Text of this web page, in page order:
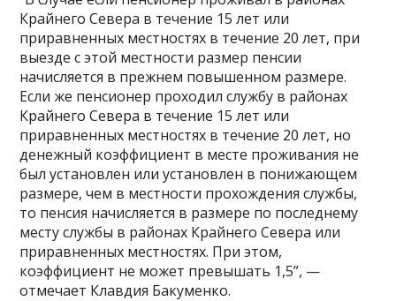
Крайнего Севера в течение 15 лет или
приравненных местностях в течение 20 лет, при
выезде с этой местности размер пенсии
начисляется в прежнем повышенном размере.
Если же пенсионер проходил службу в районах
Крайнего Севера в течение 15 лет или
приравненных местностях в течение 20 лет, но
денежный коэффициент в месте проживания не
был установлен или установлен в понижающем
размере, чем в местности прохождения службы,
то пенсия начисляется в размере по последнему
месту службы в районах Крайнего Севера или
приравненных местностях. При этом,
коэффициент не может превышать 1,5”, —
отмечает Клавдия Бакуменко.